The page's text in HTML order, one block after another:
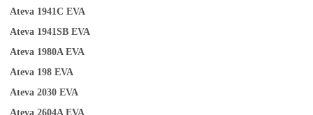
Ateva 1941C EVA
Ateva 1941SB EVA
Ateva 1980A EVA
Ateva 198 EVA
Ateva 2030 EVA
Ateva 2604A EVA